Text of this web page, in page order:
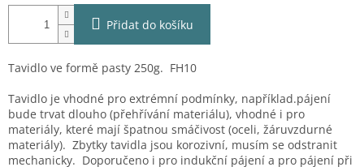
Přidat do košíku
Tavidlo ve formě pasty 250g. FH10
Tavidlo je vhodné pro extrémní podmínky, například.pájení
bude trvat dlouho (přehřívání materiálu), vhodné i pro
materiály, které mají špatnou smáčivost (oceli, žáruvzdurné
materiály). Zbytky tavidla jsou korozivní, musím se odstranit
mechanicky. Doporučeno i pro indukční pájení a pro pájení při